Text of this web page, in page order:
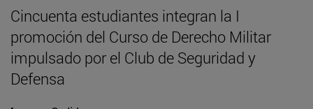
Cincuenta estudiantes integran la I
promoción del Curso de Derecho Militar
impulsado por el Club de Seguridad y
Defensa